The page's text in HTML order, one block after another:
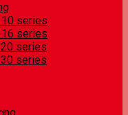
10 series
16 series
20 series
30 series